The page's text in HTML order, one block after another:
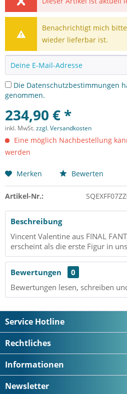
Benachrichtigt mich
wieder lieferbar ist.
Die Datenschutzbestimmungen
genommen.
234,90 € *
inkl. MwSt.zzgl. Versandkosten
Eine möglich Nachbestellung
werden
Merken Bewerten
Artikel-Nr.:
Beschreibung
Vincent Valentine aus FINAL
erscheint als die erste Figur in
Bewertungen
0
Bewertungen lesen, schreiben
Service Hotline
Rechtliches
Informationen
Newsletter